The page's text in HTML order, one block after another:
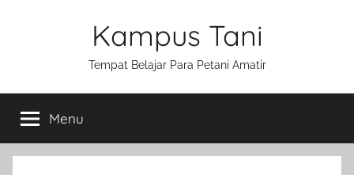
Kampus Tani
Tempat Belajar Para Petani Amatir
Menu